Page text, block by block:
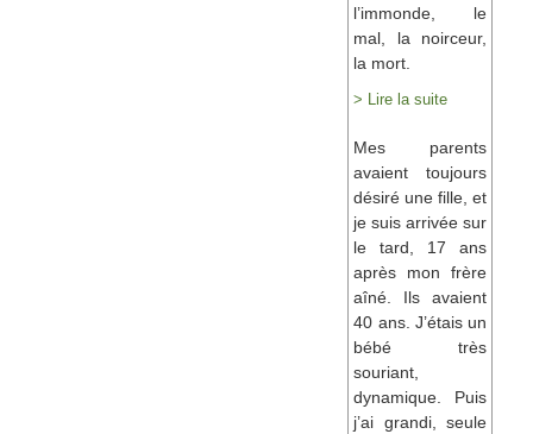
l’immonde, le
mal, la noirceur,
la mort.
> Lire la suite
Mes parents
avaient toujours
désiré une fille, et
je suis arrivée sur
le tard, 17 ans
après mon frère
aîné. Ils avaient
40 ans. J’étais un
bébé très
souriant,
dynamique. Puis
j’ai grandi, seule